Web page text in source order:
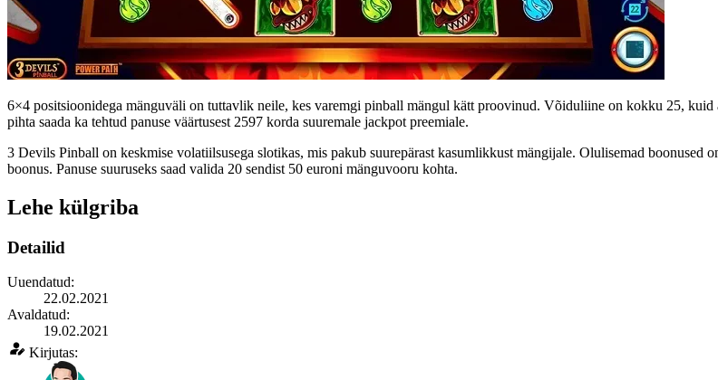
6×4 positsioonidega mänguväli on tuttavlik neile, kes varemgi pinball mängul kätt proovinud. Võiduliine on kokku 25,
pihta saada ka tehtud panuse väärtusest 2597 korda suuremale jackpot preemiale.
3 Devils Pinball on keskmise volatiilsusega slotikas, mis pakub suurepärast kasumlikkust mängijale. Olulisemad
boonus. Panuse suuruseks saad valida 20 sendist 50 euroni mänguvooru kohta.
Lehe külgriba
Detailid
Uuendatud:
22.02.2021
Avaldatud:
19.02.2021
Kirjutas: